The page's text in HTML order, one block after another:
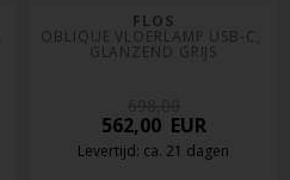
FLOS
OBLIQUE VLOERLAMP USB-C,
GLANZEND GRIJS
562,00EUR
Levertijd: ca. 21 dagen